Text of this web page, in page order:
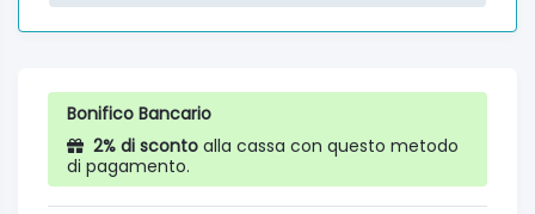
Bonifico Bancario
2% di sconto alla cassa con questo metodo
di pagamento.